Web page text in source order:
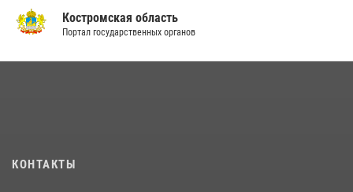
вневедомственную охрану
14 июля 2026, 07:40
Костромская область
Портал государственных органов
КОНТАКТЫ